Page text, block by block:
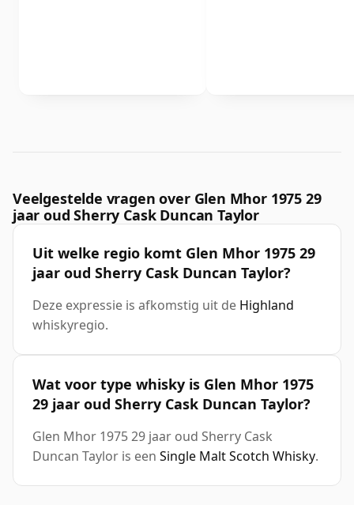
Veelgestelde vragen over Glen Mhor 1975 29
jaar oud Sherry Cask Duncan Taylor
Uit welke regio komt Glen Mhor 1975 29
jaar oud Sherry Cask Duncan Taylor?
Deze expressie is afkomstig uit de Highland
whiskyregio.
Wat voor type whisky is Glen Mhor 1975
29 jaar oud Sherry Cask Duncan Taylor?
Glen Mhor 1975 29 jaar oud Sherry Cask
Duncan Taylor is een Single Malt Scotch Whisky.